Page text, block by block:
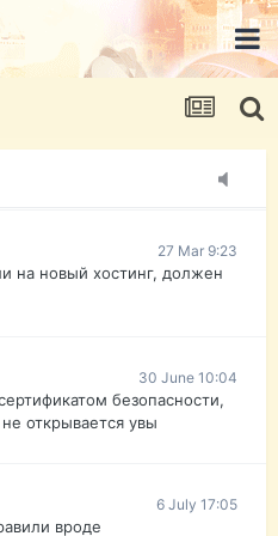
https://pasport-ua.com/
VPN сайт и форум
27 Mar 9:23
на новый хостинг, должен
30 June 10:04
безопасности,
открывается увы
6 July 17:05
вроде